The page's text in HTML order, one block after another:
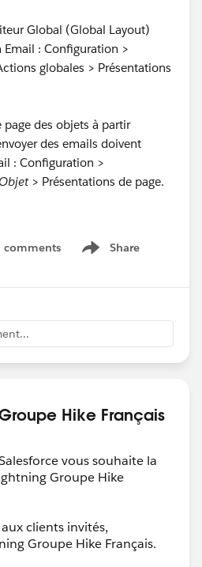
Global (Global Layout)
: Configuration >
globales > Présentations
des objets à partir
des emails doivent
: Configuration >
Objet> Présentations de page.
aussi Email-to-Case :
de fonctionnalité > Service
la fonction E-mail vers
devis sont présentées dans le
d'opportunité.
comments Share
Show menu
Hike Français
vous souhaite la
Groupe Hike
clients invités,
Groupe Hike Français.